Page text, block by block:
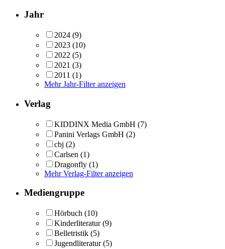
Jahr
2024 (9)
2023 (10)
2022 (5)
2021 (3)
2011 (1)
Mehr Jahr-Filter anzeigen
Verlag
KIDDINX Media GmbH (7)
Panini Verlags GmbH (2)
cbj (2)
Carlsen (1)
Dragonfly (1)
Mehr Verlag-Filter anzeigen
Mediengruppe
Hörbuch (10)
Kinderliteratur (9)
Belletristik (5)
Jugendliteratur (5)